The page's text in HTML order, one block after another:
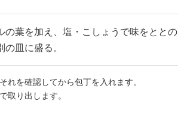
の葉を加え、塩・こしょうで味をととの
の皿に盛る。
れを確認してから包丁を入れます。
取り出します。